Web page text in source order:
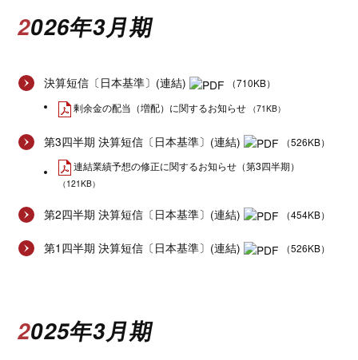
2026年3月期
決算短信〔日本基準〕(連結)
（710KB）
剰余金の配当（増配）に関するお知らせ
（71KB）
第3四半期 決算短信〔日本基準〕(連結)
（526KB）
連結業績予想の修正に関するお知らせ（第3四半期）
（121KB）
第2四半期 決算短信〔日本基準〕(連結) （454KB）
第1四半期 決算短信〔日本基準〕(連結) （526KB）
2025年3月期